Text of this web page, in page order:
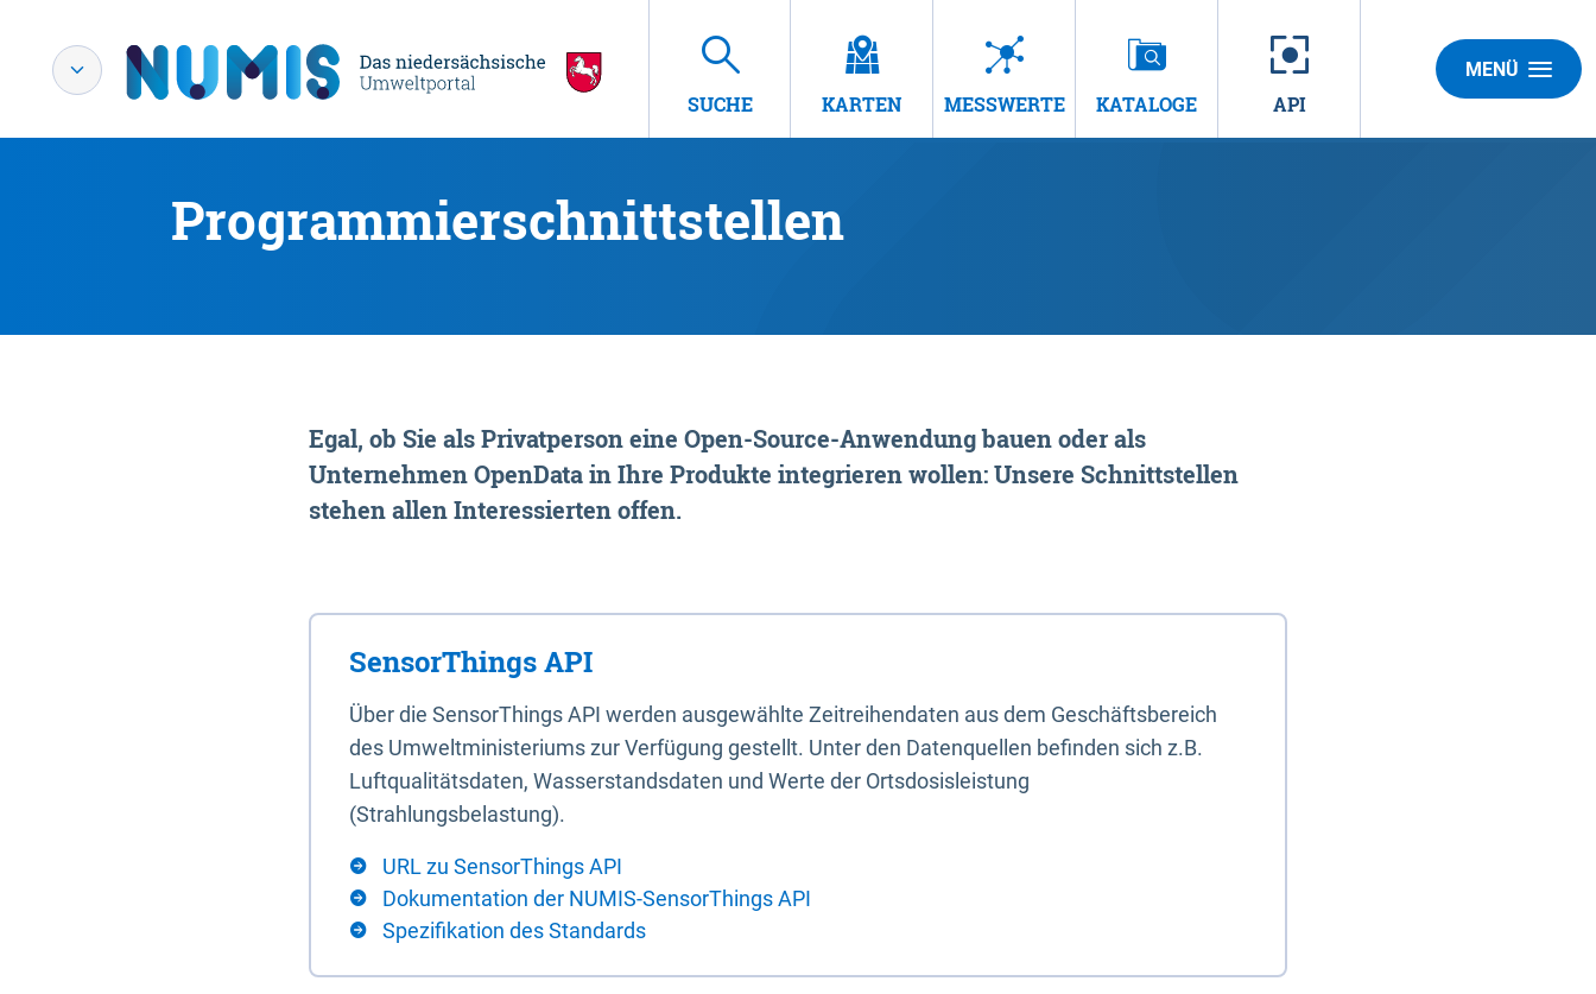
SUCHE KARTEN MESSWERTE KATALOGE API
MENÜ
Programmierschnittstellen
Egal, ob Sie als Privatperson eine Open-Source-Anwendung bauen oder als
Unternehmen OpenData in Ihre Produkte integrieren wollen: Unsere Schnittstellen
stehen allen Interessierten offen.
SensorThings API
Über die SensorThings API werden ausgewählte Zeitreihendaten aus dem Geschäftsbereich
des Umweltministeriums zur Verfügung gestellt. Unter den Datenquellen befinden sich z.B.
Luftqualitätsdaten, Wasserstandsdaten und Werte der Ortsdosisleistung
(Strahlungsbelastung).
URL zu SensorThings API
Dokumentation der NUMIS-SensorThings API
Spezifikation des Standards